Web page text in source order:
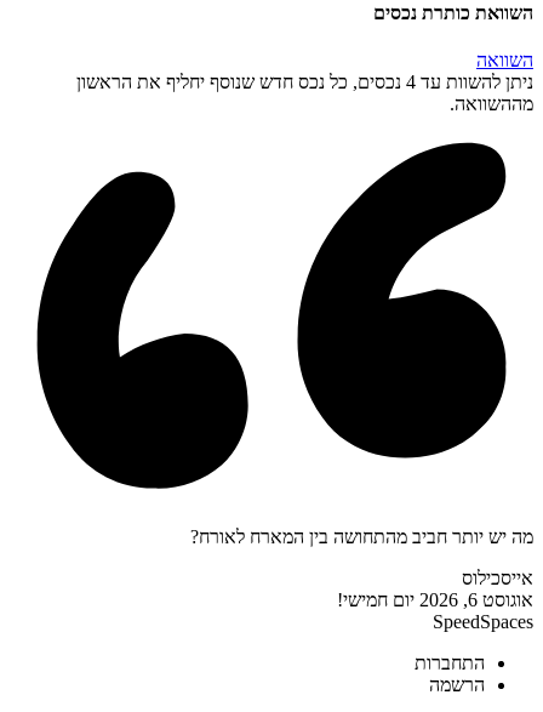
השוואת כותרת נכסים
השוואה
ניתן להשוות עד 4 נכסים, כל נכס חדש שנוסף יחליף את הראשון
מההשוואה.
מה יש יותר חביב מהתחושה בין המארח לאורח?
אייסכילוס
אוגוסט 6, 2026
יום חמישי!
SpeedSpaces
התחברות
הרשמה